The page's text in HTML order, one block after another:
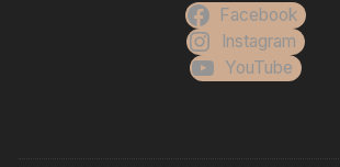
Facebook
Instagram
YouTube